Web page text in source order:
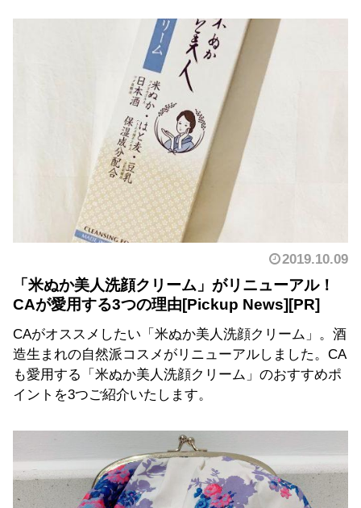
2019.10.09
「米ぬか美人洗顔クリーム」がリニューアル！
CAが愛用する3つの理由
CAがオススメしたい「米ぬか美人洗顔クリーム」。酒
造生まれの自然派コスメがリニューアルしました。CA
も愛用する「米ぬか美人洗顔クリーム」のおすすめポ
イントを3つご紹介いたします。